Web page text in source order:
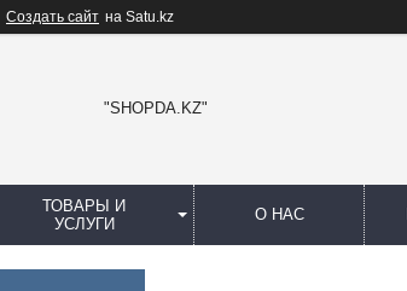
Создать сайт на Satu.kz
"SHOPDA.KZ"
ТОВАРЫ И
УСЛУГИ
О НАС